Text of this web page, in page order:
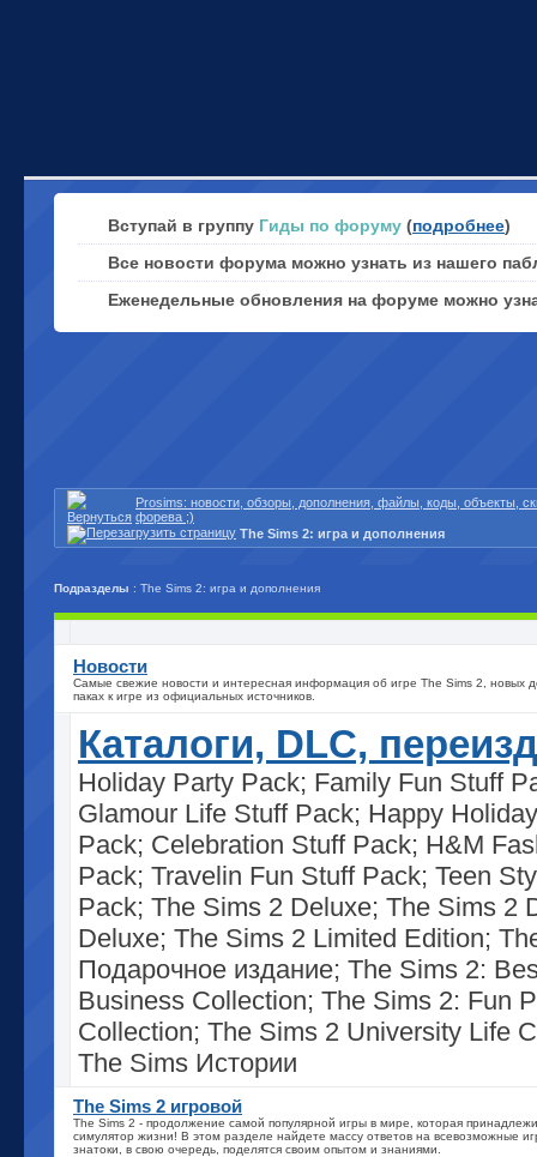
Вступай в группу Гиды по форуму (подробнее)
Все новости форума можно узнать из нашего
Еженедельные обновления на форуме можно
Prosims: новости, обзоры, дополнения, файлы, коды, объекты,
форева ;)
The Sims 2: игра и дополнения
Подразделы : The Sims 2: игра и дополнения
Новости
Самые свежие новости и интересная информация об игре The Sims 2, новых
паках к игре из официальных источников.
Каталоги, DLC,
Holiday Party Pack; Family Fun Stuff
Glamour Life Stuff Pack; Happy
Pack; Celebration Stuff Pack; H&M
Pack; Travelin Fun Stuff Pack; Teen
Pack; The Sims 2 Deluxe; The Sims 2
Deluxe; The Sims 2 Limited Edition;
Подарочное издание; The Sims 2:
Business Collection; The Sims 2: Fun
Collection; The Sims 2 University Life
The Sims Истории
The Sims 2 игровой
The Sims 2 - продолжение самой популярной игры в мире, которая
симулятор жизни! В этом разделе найдете массу ответов на всевозможные
знатоки, в свою очередь, поделятся своим опытом и знаниями.